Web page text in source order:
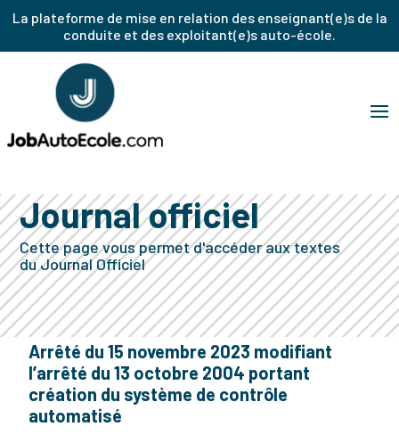
La plateforme de mise en relation des enseignant(e)s de la
conduite et des exploitant(e)s auto-école.
Journal officiel
Cette page vous permet d'accéder aux textes
du Journal Officiel
Arrêté du 15 novembre 2023 modifiant
l’arrêté du 13 octobre 2004 portant
création du système de contrôle
automatisé